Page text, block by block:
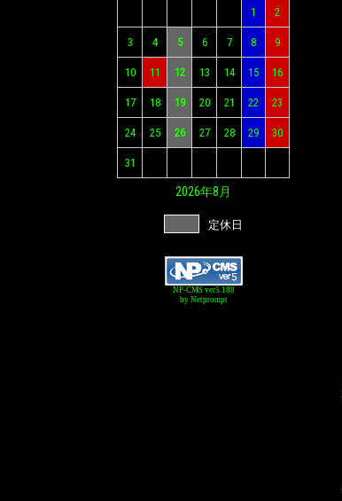
1 2
3 4 5 6 7 8 9
10 11 12 13 14 15 16
17 18 19 20 21 22 23
24 25 26 27 28 29 30
31
2026年8月
定休日
NP-CMS ver5.188
by Netprompt